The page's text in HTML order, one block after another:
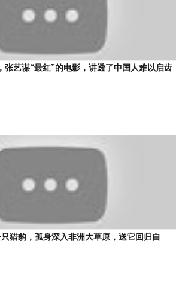
张艺谋“最红”的电影，讲透了中国人难以启齿
只猎豹，孤身深入非洲大草原，送它回归自